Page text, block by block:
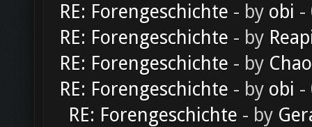
RE: Forengeschichte - by obi -
RE: Forengeschichte - by
RE: Forengeschichte - by
RE: Forengeschichte - by obi -
RE: Forengeschichte - by